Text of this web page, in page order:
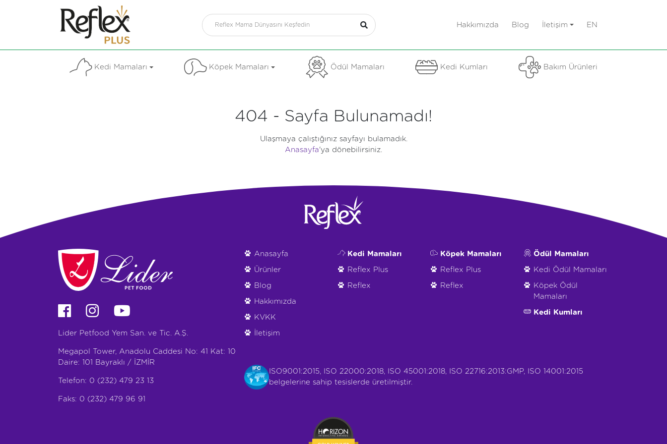
Hakkımızda Blog İletişim EN
Kedi Mamaları Köpek Mamaları Ödül Mamaları Kedi Kumları Bakım Ürünleri
404 - Sayfa Bulunamadı!
Ulaşmaya çalıştığınız sayfayı bulamadık.
Anasayfa'ya dönebilirsiniz.
Lider Petfood Yem San. ve Tic. A.Ş.
Megapol Tower, Anadolu Caddesi No: 41 Kat: 10
Daire: 101 Bayraklı / İZMİR
Telefon: 0 (232) 479 23 13
Faks: 0 (232) 479 96 91
Anasayfa
Ürünler
Blog
Hakkımızda
KVKK
İletişim
Kedi Mamaları
Reflex Plus
Reflex
Köpek Mamaları
Reflex Plus
Reflex
Ödül Mamaları
Kedi Ödül Mamaları
Köpek Ödül
Mamaları
Kedi Kumları
ISO9001:2015, ISO 22000:2018, ISO 45001:2018, ISO 22716:2013:GMP, ISO 14001:2015
belgelerine sahip tesislerde üretilmiştir.